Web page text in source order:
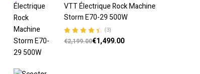
VTT Électrique Rock Machine
Storm E70-29 500W
Note4.67
(3)
€2,199.00€1,499.00